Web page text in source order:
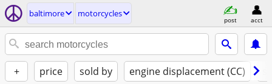
baltimore motorcycles
post acct
+ price sold by engine displacement (CC)